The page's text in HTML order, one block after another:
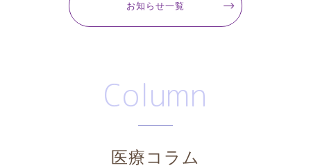
お知らせ一覧
Column
医療コラム